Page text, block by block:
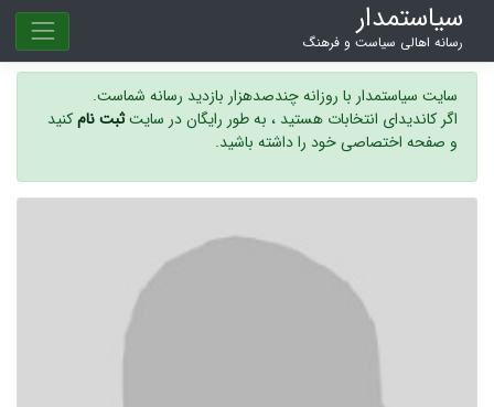
سیاستمدار
رسانه اهالی سیاست و فرهنگ
سایت سیاستمدار با روزانه چندصدهزار بازدید رسانه شماست.
اگر کاندیدای انتخابات هستید ، به طور رایگان در سایتثبت نامکنید
و صفحه اختصاصی خود را داشته باشید.